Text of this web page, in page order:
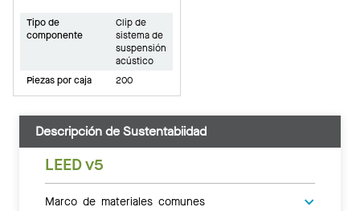
Tipo de
componente
Clip de
sistema de
suspensión
acústico
Piezas por caja
200
Descripción de Sustentabiidad
LEED v5
Marco de materiales comunes